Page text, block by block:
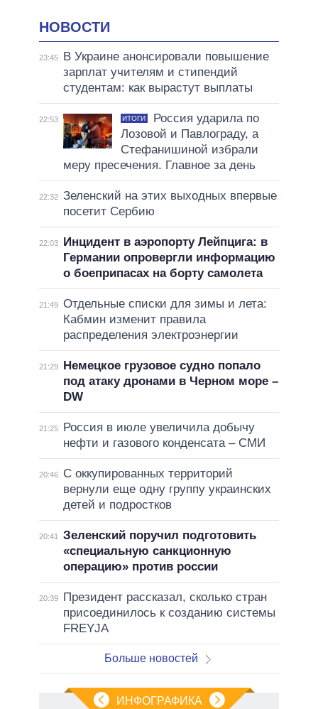
НОВОСТИ
23:45
В Украине анонсировали повышение
зарплат учителям и стипендий
студентам: как вырастут выплаты
22:53 ИТОГИ
Россия ударила по
Лозовой и Павлограду, а
Стефанишиной избрали
меру пресечения. Главное за день
22:32 Зеленский на этих выходных впервые
посетит Сербию
22:03
Инцидент в аэропорту Лейпцига: в
Германии опровергли информацию
о боеприпасах на борту самолета
21:49 Отдельные списки для зимы и лета:
Кабмин изменит правила
распределения электроэнергии
21:29
Немецкое грузовое судно попало
под атаку дронами в Черном море –
DW
21:25
Россия в июле увеличила добычу
нефти и газового конденсата – СМИ
20:46
С оккупированных территорий
вернули еще одну группу украинских
детей и подростков
20:41
Зеленский поручил подготовить
«специальную санкционную
операцию» против россии
20:39
Президент рассказал, сколько стран
присоединилось к созданию системы
FREYJA
Больше новостей
ИНФОГРАФИКА